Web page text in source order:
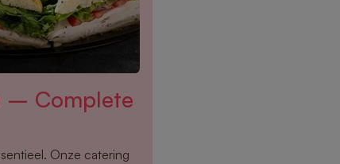
– Complete
Onze catering